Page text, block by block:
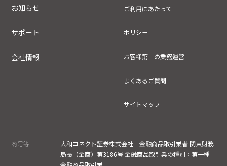
お知らせ
サポート
会社情報
ご利用にあたって
ポリシー
お客様第一の業務運営
よくあるご質問
サイトマップ
商号等
大和コネクト証券株式会社 金融商品取引業者 関東財務
局長（金商）第3186号 金融商品取引業の種別：第一種